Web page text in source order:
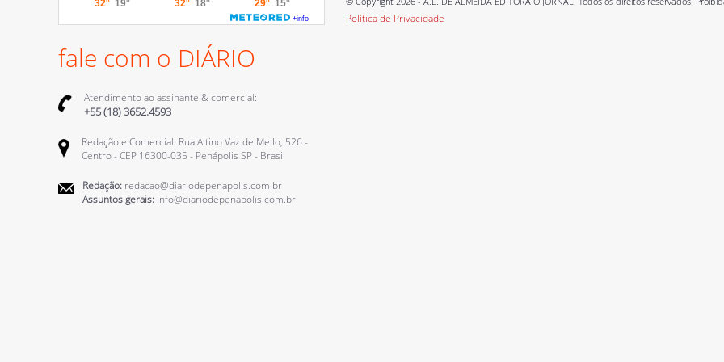
fale com o DIÁRIO
Atendimento ao assinante & comercial:
+55 (18) 3652.4593
Redação e Comercial: Rua Altino Vaz de Mello, 526 -
Centro - CEP 16300-035 - Penápolis SP - Brasil
Redação: redacao@diariodepenapolis.com.br
Assuntos gerais: info@diariodepenapolis.com.br
Política de Privacidade